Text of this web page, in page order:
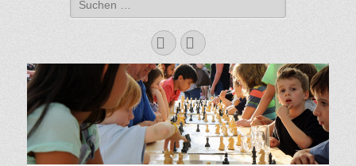
nach:
FacebookWordPress